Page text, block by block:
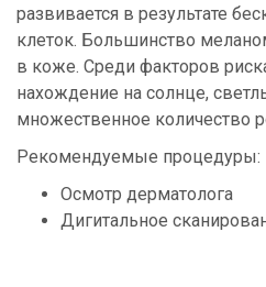
развивается в результате
клеток. Большинство
в коже. Среди факторов
нахождение на солнце,
множественное количество
Рекомендуемые процедуры:
Осмотр дерматолога
Дигитальное